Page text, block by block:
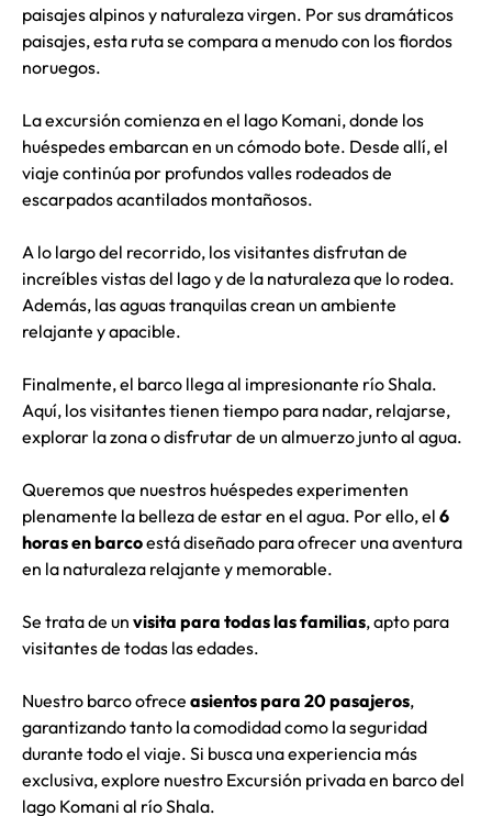
paisajes alpinos y naturaleza virgen. Por sus dramáticos
paisajes, esta ruta se compara a menudo con los fiordos
noruegos.
La excursión comienza en el lago Komani, donde los
huéspedes embarcan en un cómodo bote. Desde allí, el
viaje continúa por profundos valles rodeados de
escarpados acantilados montañosos.
A lo largo del recorrido, los visitantes disfrutan de
increíbles vistas del lago y de la naturaleza que lo rodea.
Además, las aguas tranquilas crean un ambiente
relajante y apacible.
Finalmente, el barco llega al impresionante río Shala.
Aquí, los visitantes tienen tiempo para nadar, relajarse,
explorar la zona o disfrutar de un almuerzo junto al agua.
Queremos que nuestros huéspedes experimenten
plenamente la belleza de estar en el agua. Por ello, el 6
horas en barcoestá diseñado para ofrecer una aventura
en la naturaleza relajante y memorable.
Se trata de un visita para todas las familias, apto para
visitantes de todas las edades.
Nuestro barco ofrece asientos para 20 pasajeros,
garantizando tanto la comodidad como la seguridad
durante todo el viaje. Si busca una experiencia más
exclusiva, explore nuestro Excursión privada en barco del
lago Komani al río Shala.